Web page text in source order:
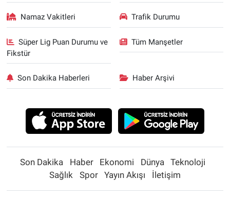
Namaz Vakitleri Trafik Durumu
Süper Lig Puan Durumu ve
Fikstür
Tüm Manşetler
Son Dakika Haberleri Haber Arşivi
Son Dakika Haber Ekonomi Dünya
Teknoloji
Sağlık
Spor Yayın Akışı İletişim